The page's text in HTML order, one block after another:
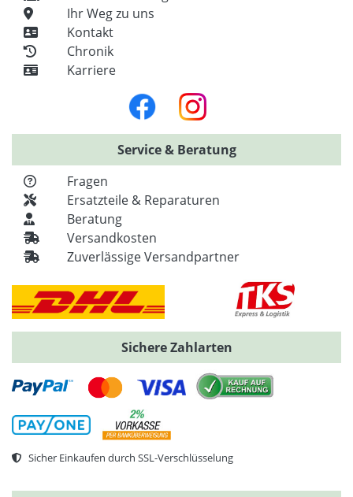
Ihr Weg zu uns
Kontakt
Chronik
Karriere
Service & Beratung
Fragen
Ersatzteile & Reparaturen
Beratung
Versandkosten
Zuverlässige Versandpartner
Sichere Zahlarten
Sicher Einkaufen durch SSL-Verschlüsselung